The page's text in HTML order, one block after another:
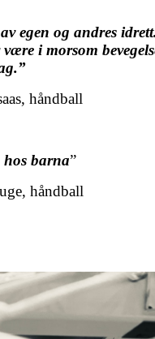
egen og andres
i morsom
håndball
barna”
håndball